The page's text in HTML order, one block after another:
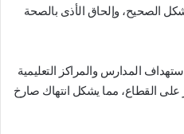
الصحيح، وإلحاق الأذى بالصحة
المدارس والمراكز التعليمية
على القطاع، مما يشكل انتهاك صارخ